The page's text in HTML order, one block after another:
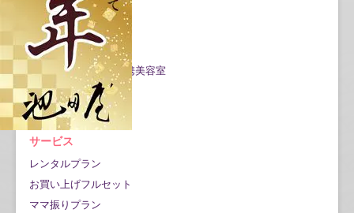
アクセス情報
記事一覧
Google口コミ公開
成人式当日の対応/提携美容室
お問い合わせ
プライバシーポリシー
サービス
レンタルプラン
お買い上げフルセット
ママ振りプラン